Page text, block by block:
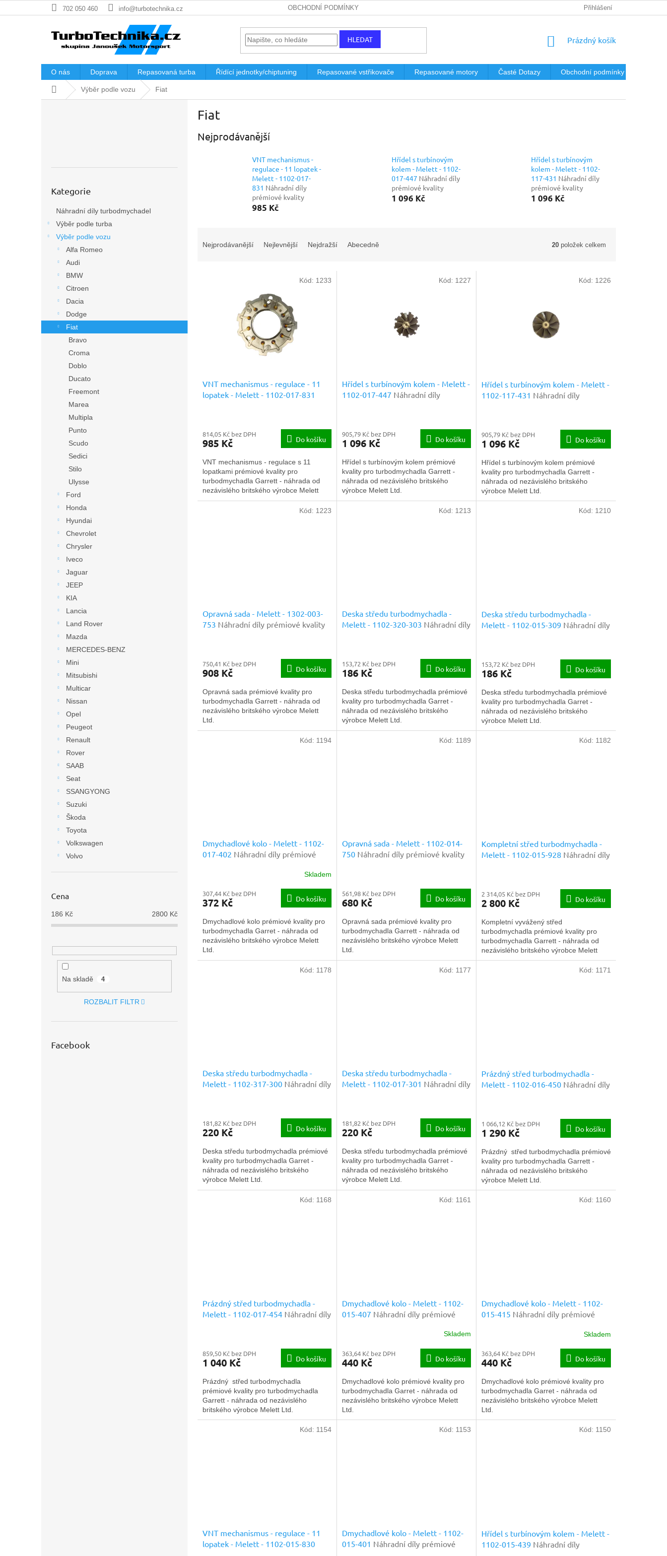
na
702 050 460 info@turbotechnika.cz OBCHODNÍ PODMÍNKY Přihlášení
HLEDAT
NÁKUPNÍ
Prázdný košík
O nás Doprava Repasovaná turba Řídící jednotky/chiptuning Repasované vstřikovače Repasované motory Časté Dotazy Obchodní podmínky
Domů Výběr podle vozu Fiat
kategorie
Kategorie
Náhradní díly turbodmychadel
Výběr podle turba
Výběr podle vozu
Alfa Romeo
Audi
BMW
Citroen
Dacia
Dodge
Fiat
Bravo
Croma
Doblo
Ducato
Freemont
Marea
Multipla
Punto
Scudo
Sedici
Stilo
Ulysse
Ford
Honda
Hyundai
Chevrolet
Chrysler
Iveco
Jaguar
JEEP
KIA
Lancia
Land Rover
Mazda
MERCEDES-BENZ
Mini
Mitsubishi
Multicar
Nissan
Opel
Peugeot
Renault
Rover
SAAB
Seat
SSANGYONG
Suzuki
Škoda
Toyota
Volkswagen
Volvo
Cena
186 Kč 2800 Kč
Na skladě 4
ROZBALIT FILTR
Facebook
Fiat
Nejprodávanější
VNT mechanismus -
regulace - 11 lopatek -
Melett - 1102-017-
831 Náhradní díly
prémiové kvality
985 Kč
Hřídel s turbínovým
kolem - Melett - 1102-
017-447 Náhradní díly
prémiové kvality
1 096 Kč
Hřídel s turbínovým
kolem - Melett - 1102-
117-431 Náhradní díly
prémiové kvality
1 096 Kč
Nejprodávanější Nejlevnější Nejdražší Abecedně 20 položek celkem
VNT mechanismus - regulace - 11
lopatek - Melett - 1102-017-831
814,05 Kč bez DPH
985 Kč Do košíku
VNT mechanismus - regulace s 11
lopatkami prémiové kvality pro
turbodmychadla Garrett - náhrada od
nezávislého britského výrobce Melett
Ltd.
Kód: 1233
Hřídel s turbínovým kolem - Melett -
1102-017-447 Náhradní díly
905,79 Kč bez DPH
1 096 Kč Do košíku
Hřídel s turbínovým kolem prémiové
kvality pro turbodmychadla Garrett -
náhrada od nezávislého britského
výrobce Melett Ltd.
Kód: 1227
Hřídel s turbínovým kolem - Melett -
1102-117-431 Náhradní díly
905,79 Kč bez DPH
1 096 Kč Do košíku
Hřídel s turbínovým kolem prémiové
kvality pro turbodmychadla Garrett -
náhrada od nezávislého britského
výrobce Melett Ltd.
Kód: 1226
Opravná sada - Melett - 1302-003-
753 Náhradní díly prémiové kvality
750,41 Kč bez DPH
908 Kč Do košíku
Opravná sada prémiové kvality pro
turbodmychadla Garrett - náhrada od
nezávislého britského výrobce Melett
Ltd.
Kód: 1223
Deska středu turbodmychadla -
Melett - 1102-320-303 Náhradní díly
153,72 Kč bez DPH
186 Kč Do košíku
Deska středu turbodmychadla prémiové
kvality pro turbodmychadla Garret -
náhrada od nezávislého britského
výrobce Melett Ltd.
Kód: 1213
Deska středu turbodmychadla -
Melett - 1102-015-309 Náhradní díly
153,72 Kč bez DPH
186 Kč Do košíku
Deska středu turbodmychadla prémiové
kvality pro turbodmychadla Garret -
náhrada od nezávislého britského
výrobce Melett Ltd.
Kód: 1210
Dmychadlové kolo - Melett - 1102-
017-402 Náhradní díly prémiové
Skladem
307,44 Kč bez DPH
372 Kč Do košíku
Dmychadlové kolo prémiové kvality pro
turbodmychadla Garret - náhrada od
nezávislého britského výrobce Melett
Ltd.
Kód: 1194
Opravná sada - Melett - 1102-014-
750 Náhradní díly prémiové kvality
561,98 Kč bez DPH
680 Kč Do košíku
Opravná sada prémiové kvality pro
turbodmychadla Garrett - náhrada od
nezávislého britského výrobce Melett
Ltd.
Kód: 1189
Kompletní střed turbodmychadla -
Melett - 1102-015-928 Náhradní díly
2 314,05 Kč bez DPH
2 800 Kč Do košíku
Kompletní vyvážený střed
turbodmychadla prémiové kvality pro
turbodmychadla Garrett - náhrada od
nezávislého britského výrobce Melett
Ltd.
Kód: 1182
Deska středu turbodmychadla -
Melett - 1102-317-300 Náhradní díly
181,82 Kč bez DPH
220 Kč Do košíku
Deska středu turbodmychadla prémiové
kvality pro turbodmychadla Garret -
náhrada od nezávislého britského
výrobce Melett Ltd.
Kód: 1178
Deska středu turbodmychadla -
Melett - 1102-017-301 Náhradní díly
181,82 Kč bez DPH
220 Kč Do košíku
Deska středu turbodmychadla prémiové
kvality pro turbodmychadla Garret -
náhrada od nezávislého britského
výrobce Melett Ltd.
Kód: 1177
Prázdný střed turbodmychadla -
Melett - 1102-016-450 Náhradní díly
1 066,12 Kč bez DPH
1 290 Kč Do košíku
Prázdný střed turbodmychadla prémiové
kvality pro turbodmychadla Garrett -
náhrada od nezávislého britského
výrobce Melett Ltd.
Kód: 1171
Prázdný střed turbodmychadla -
Melett - 1102-017-454 Náhradní díly
859,50 Kč bez DPH
1 040 Kč Do košíku
Prázdný střed turbodmychadla
prémiové kvality pro turbodmychadla
Garrett - náhrada od nezávislého
britského výrobce Melett Ltd.
Kód: 1168
Dmychadlové kolo - Melett - 1102-
015-407 Náhradní díly prémiové
Skladem
363,64 Kč bez DPH
440 Kč Do košíku
Dmychadlové kolo prémiové kvality pro
turbodmychadla Garret - náhrada od
nezávislého britského výrobce Melett
Ltd.
Kód: 1161
Dmychadlové kolo - Melett - 1102-
015-415 Náhradní díly prémiové
Skladem
363,64 Kč bez DPH
440 Kč Do košíku
Dmychadlové kolo prémiové kvality pro
turbodmychadla Garret - náhrada od
nezávislého britského výrobce Melett
Ltd.
Kód: 1160
VNT mechanismus - regulace - 11
lopatek - Melett - 1102-015-830
Kód: 1154
Dmychadlové kolo - Melett - 1102-
015-401 Náhradní díly prémiové
Kód: 1153
Hřídel s turbínovým kolem - Melett -
1102-015-439 Náhradní díly
Kód: 1150